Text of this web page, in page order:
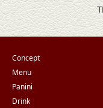
Concept
Menu
Panini
Drink